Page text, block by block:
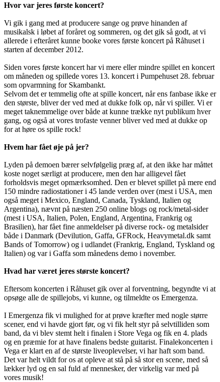
Hvor var jeres første koncert?
Vi gik i gang med at producere sange og prøve hinanden af
musikalsk i løbet af foråret og sommeren, og det gik så godt, at vi
allerede i efteråret kunne booke vores første koncert på Råhuset i
starten af december 2012.
Siden vores første koncert har vi mere eller mindre spillet en koncert
om måneden og spillede vores 13. koncert i Pumpehuset 28. februar
som opvarmning for Skambankt.
Selvom det er temmelig ofte at spille koncert, når ens fanbase ikke er
den største, bliver der ved med at dukke folk op, når vi spiller. Vi er
meget taknemmelige over både at kunne trække nyt publikum hver
gang, og også at vores trofaste venner bliver ved med at dukke op
for at høre os spille rock!
Hvem har fået øje på jer?
Lyden på demoen bærer selvfølgelig præg af, at den ikke har måttet
koste noget særligt at producere, men den har alligevel fået
forholdsvis meget opmærksomhed. Den er blevet spillet på mere end
150 mindre radiostationer i 45 lande verden over (mest i USA, men
også meget i Mexico, England, Canada, Tyskland, Italien og
Argentina), nævnt på næsten 250 online blogs og rock/metal-sider
(mest i USA, Italien, Polen, England, Argentina, Frankrig og
Brasilien), har fået fine anmeldelser på diverse rock- og metalsider
både i Danmark (Devilution, Gaffa, GFRock, Heavymetal.dk samt
Bands of Tomorrow) og i udlandet (Frankrig, England, Tyskland og
Italien) og var i Gaffa som månedens demo i november.
Hvad har været jeres største koncert?
Eftersom koncerten i Råhuset gik over al forventning, begyndte vi at
opsøge alle de spillejobs, vi kunne, og tilmeldte os Emergenza.
I Emergenza fik vi mulighed for at prøve kræfter med nogle større
scener, end vi havde gjort før, og vi fik helt styr på selvtilliden som
band, da vi blev stemt helt i finalen i Store Vega og fik en 4. plads
og en præmie for at have finalens bedste guitarist. Finalekoncerten i
Vega er klart en af de største liveoplevelser, vi har haft som band.
Det var helt vildt for os at opleve at stå på så stor en scene, med så
lækker lyd og en sal fuld af mennesker, der virkelig var med på
vores musik!